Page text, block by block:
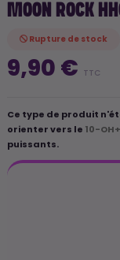
MOON ROCK
Rupture de stock
9,90 € TTC
Ce type de produit
orienter vers le 10-OH+
puissants.